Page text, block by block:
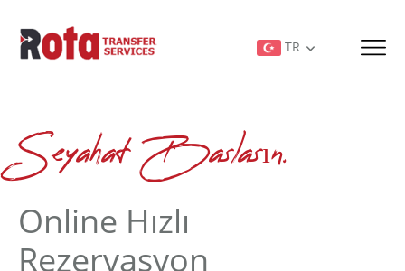
TR
Seyahat Baslasın.
Online Hızlı
Rezervasyon